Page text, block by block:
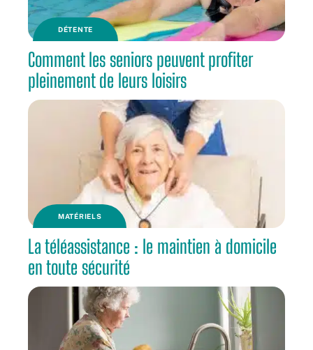
DÉTENTE
Comment les seniors peuvent profiter
pleinement de leurs loisirs
MATÉRIELS
La téléassistance : le maintien à domicile
en toute sécurité